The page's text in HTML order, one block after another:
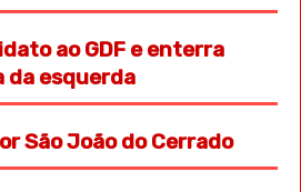
ao GDF e enterra
da esquerda
São João do Cerrado